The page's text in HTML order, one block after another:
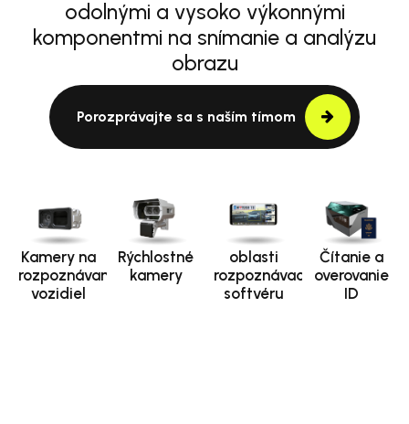
odolnými a vysoko výkonnými
komponentmi na snímanie a analýzu
obrazu
Porozprávajte sa s naším tímom
Kamery na
rozpoznávanie
vozidiel
Rýchlostné
kamery
oblasti
rozpoznávacieho
softvéru
Čítanie a
overovanie
ID